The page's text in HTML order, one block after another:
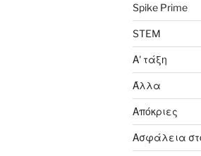
Spike Prime
STEM
Α' τάξη
Άλλα
Απόκριες
Ασφάλεια